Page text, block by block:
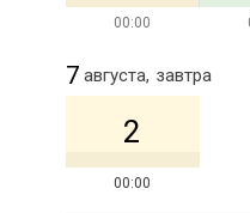
00:00
7 августа, завтра
00:00
2